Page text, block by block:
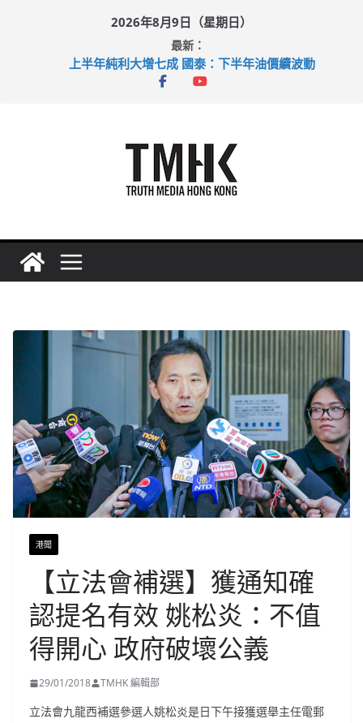
2026年8月9日（星期日）
最新：
上半年純利大增七成 國泰：下半年油價續波動
拜仁熱身賽挫維拉 啟德主場館奪錦標
港聞
【立法會補選】獲通知確
認提名有效 姚松炎：不值
得開心 政府破壞公義
29/01/2018 TMHK 編輯部
立法會九龍西補選參選人姚松炎是日下午接獲選舉主任電郵